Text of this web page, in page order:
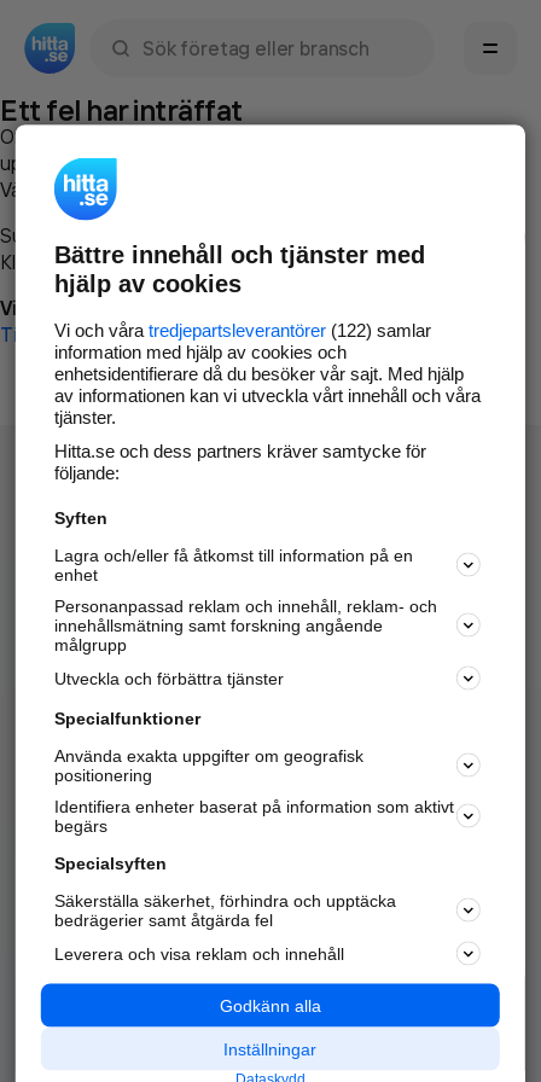
Ett fel har inträffat
Om du vill kan du
uppstod så att vi lättare och snabbare kan avhjälpa det.
Vänligen försök med följande:
Surfa till
Klicka påTillbaka-knappen i webbläsaren och försök igen
Vi beklagar besväret!
Till startsidan
Hitta.se - Gratis nummerupplysning.
Sök företag, personer och platser.
Hitta telefonnummer, adresser, företagsinfo mm.
Marknadsför företaget
Kom igång och annonsera mot
samarbetspartners nära dig.
Alla kategorier
Populära sökningar
API & Kartor
Annonsera
Integritet
Nödnummer
Bättre innehåll och tjänster med
hjälp av cookies
Vi och våra tredjepartsleverantörer(122) samlar
information med hjälp av cookies och
enhetsidentifierare då du besöker vår sajt. Med hjälp
av informationen kan vi utveckla vårt innehåll och våra
tjänster.
Hitta.se och dess partners kräver samtycke för
följande:
Syften
Lagra och/eller få åtkomst till information på en
enhet
Personanpassad reklam och innehåll, reklam- och
innehållsmätning samt forskning angående
målgrupp
Utveckla och förbättra tjänster
Specialfunktioner
Använda exakta uppgifter om geografisk
positionering
Identifiera enheter baserat på information som aktivt
begärs
Specialsyften
Säkerställa säkerhet, förhindra och upptäcka
bedrägerier samt åtgärda fel
Leverera och visa reklam och innehåll
Godkänn alla
Inställningar
Dataskydd